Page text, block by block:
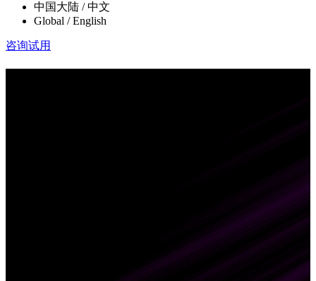
中国大陆 / 中文
Global / English
咨询试用